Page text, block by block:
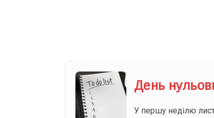
День
У першу неділю